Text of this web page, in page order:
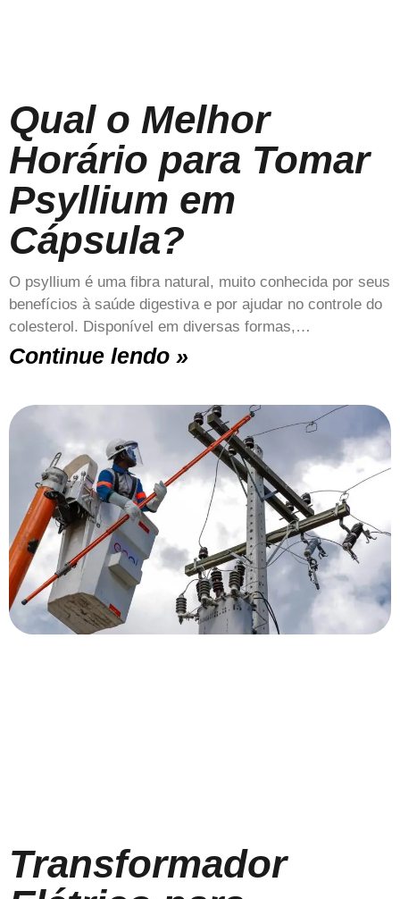
Qual o Melhor
Horário para Tomar
Psyllium em
Cápsula?
O psyllium é uma fibra natural, muito conhecida por seus
benefícios à saúde digestiva e por ajudar no controle do
colesterol. Disponível em diversas formas,…
Continue lendo »
Transformador